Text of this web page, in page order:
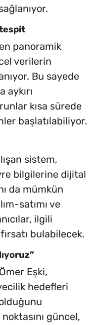
panoramik
verilerin
Bu sayede
aykırı
kısa sürede
başlatılabiliyor.
sistem,
bilgilerine dijital
da mümkün
satımı ve
ilgili
bulabilecek.
Eşki,
hedefleri
güncel,